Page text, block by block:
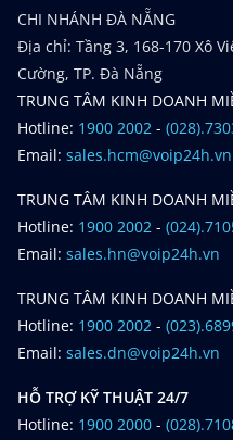
CHI NHÁNH ĐÀ NẴNG
Địa chỉ: Tầng 3, 168-170 Xô
Cường, TP. Đà Nẵng
TRUNG TÂM KINH DOANH
Hotline: 1900 2002 -
Email: sales.hcm@voip24h.vn
TRUNG TÂM KINH DOANH
Hotline: 1900 2002 -
Email: sales.hn@voip24h.vn
TRUNG TÂM KINH DOANH
Hotline: 1900 2002 -
Email: sales.dn@voip24h.vn
HỖ TRỢ KỸ THUẬT 24/7
Hotline: 1900 2000 -